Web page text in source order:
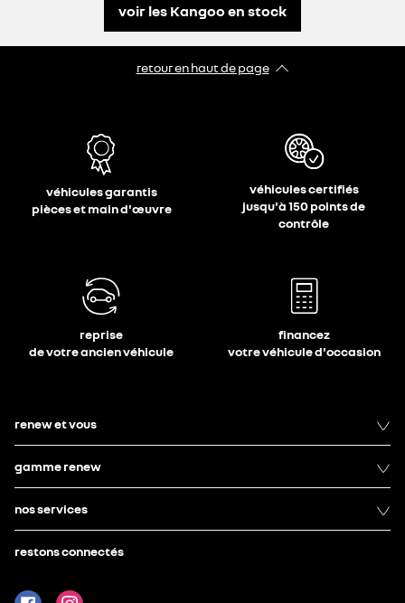
voir les Kangoo en stock
retour en haut de page​
véhicules garantis
pièces et main d'œuvre
véhicules certifiés
jusqu'à 150 points de
contrôle
reprise
de votre ancien véhicule
financez
votre véhicule d'occasion
renew et vous
gamme renew
nos services
restons connectés